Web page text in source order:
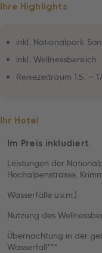
Ihre Highlights
inkl. Nationalpark
inkl. Wellnessbereich
Reisezeitraum 1.5. –
Ihr Hotel
Im Preis inkludiert
Leistungen der
Hochalpenstrasse,
Wasserfälle u.v.m.)
Nutzung des
Übernachtung in der
Wasserfall***